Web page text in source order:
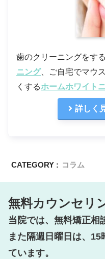
歯のクリーニングをす
ニング、ご自宅でマウ
くするホームホワイト
詳しく
CATEGORY : コラム
無料カウンセリ
当院では、無料矯正相
また隔週日曜日は、
ています。